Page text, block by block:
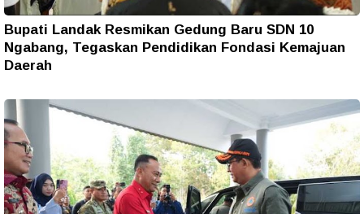
Bupati Landak Resmikan Gedung Baru SDN 10
Ngabang, Tegaskan Pendidikan Fondasi Kemajuan
Daerah